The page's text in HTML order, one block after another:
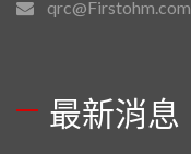
qrc@Firstohm.com
最新消息